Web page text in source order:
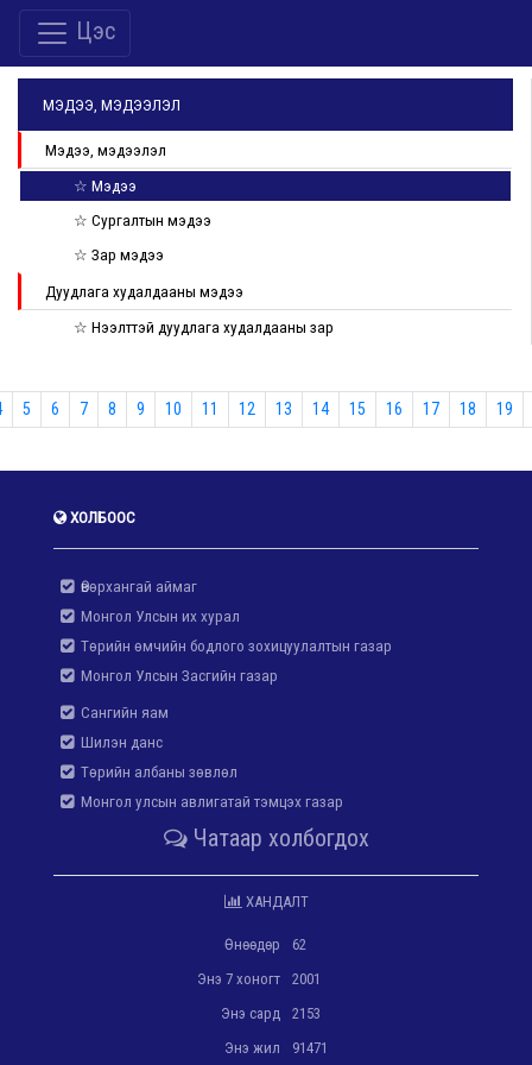
Цэс
МЭДЭЭ, МЭДЭЭЛЭЛ
Мэдээ, мэдээлэл
☆ Мэдээ
☆ Сургалтын мэдээ
☆ Зар мэдээ
Дуудлага худалдааны мэдээ
☆ Нээлттэй дуудлага худалдааны зар
5 6 7 8 9 10 11 12 13 14 15 16 17 18 19
ХОЛБООС
Өвөрхангай аймаг
Монгол Улсын их хурал
Төрийн өмчийн бодлого зохицуулалтын газар
Монгол Улсын Засгийн газар
Сангийн яам
Шилэн данс
Төрийн албаны зөвлөл
Монгол улсын авлигатай тэмцэх газар
Чатаар холбогдох
ХАНДАЛТ
Өнөөдөр
62
Энэ 7 хоногт
2001
Энэ сард
2153
Энэ жил
91471